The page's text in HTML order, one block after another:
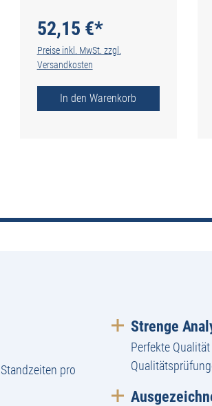
52,15 €*
Preise inkl. MwSt. zzgl.
Versandkosten
In den Warenkorb
pro
Strenge
Perfekte